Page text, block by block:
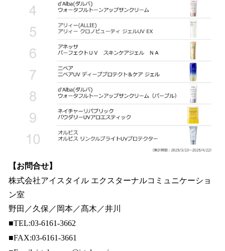
【お問合せ】
株式会社アイスタイル エクスターナルコミュニケーショ
ン室
野田／久保／岡本／髙木／井川
■TEL:03-6161-3662
■FAX:03-6161-3661